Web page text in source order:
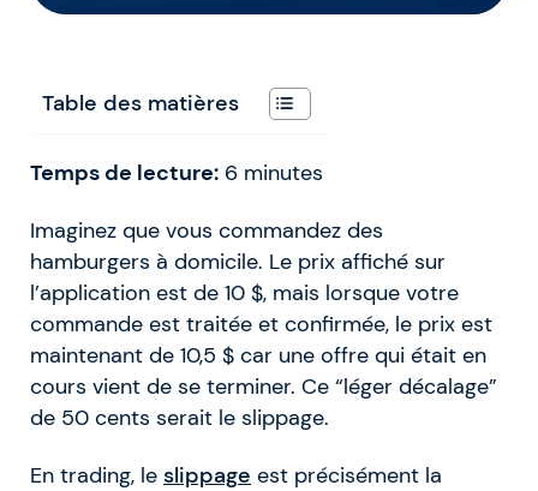
Table des matières
Temps de lecture: 6 minutes
Imaginez que vous commandez des
hamburgers à domicile. Le prix affiché sur
l’application est de 10 $, mais lorsque votre
commande est traitée et confirmée, le prix est
maintenant de 10,5 $ car une offre qui était en
cours vient de se terminer. Ce “léger décalage”
de 50 cents serait le slippage.
En trading, le slippage est précisément la